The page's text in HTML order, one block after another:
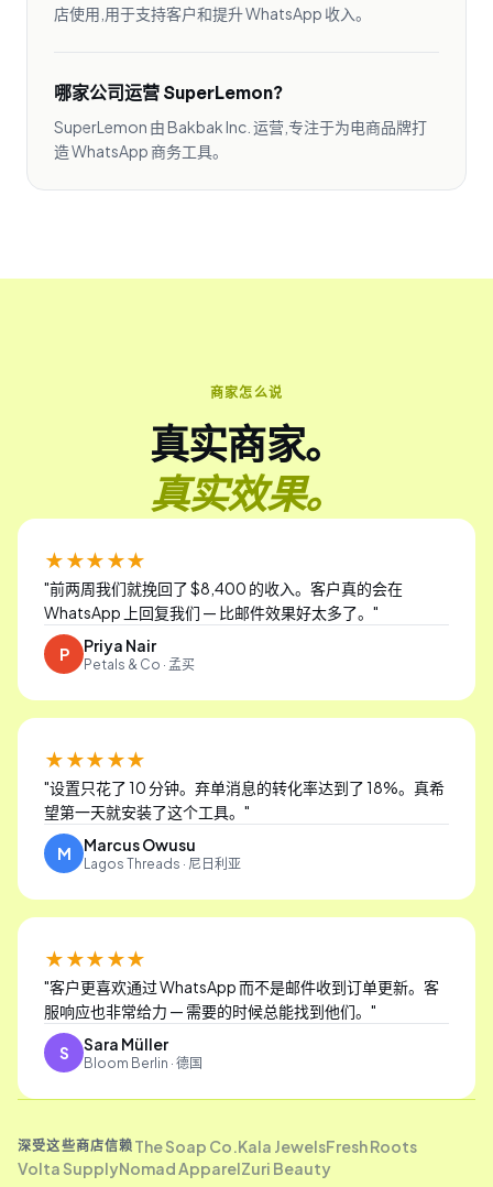
店使用,用于支持客户和提升 WhatsApp 收入。
哪家公司运营 SuperLemon?
SuperLemon 由 Bakbak Inc. 运营,专注于为电商品牌打
造 WhatsApp 商务工具。
商家怎么说
真实商家。
真实效果。
★★★★★
"前两周我们就挽回了 $8,400 的收入。客户真的会在
WhatsApp 上回复我们 — 比邮件效果好太多了。 "
P Priya Nair
Petals & Co · 孟买
★★★★★
"设置只花了 10 分钟。弃单消息的转化率达到了 18%。真希
望第一天就安装了这个工具。 "
M Marcus Owusu
Lagos Threads · 尼日利亚
★★★★★
"客户更喜欢通过 WhatsApp 而不是邮件收到订单更新。客
服响应也非常给力 — 需要的时候总能找到他们。 "
S Sara Müller
Bloom Berlin · 德国
深受这些商店信赖 The Soap Co.Kala JewelsFresh Roots
Volta SupplyNomad ApparelZuri Beauty